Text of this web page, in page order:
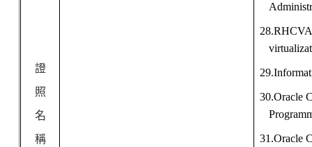
證
照
名
稱
30.Oracle
31.Oracle